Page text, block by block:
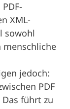
XML-
sowohl
menschliche
jedoch:
PDF
führt zu